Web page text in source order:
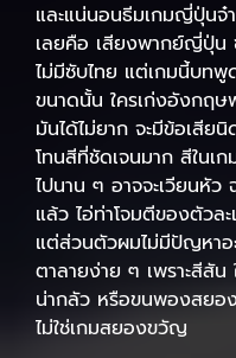
และแน่นอนธีมเกมญี่ปุ่นจ๋
เลยคือ เสียงพากย์ญี่ปุ่น
ไม่มีซับไทย แต่เกมนี้บทพูด
ขนาดนั้น ใครเก่งอังกฤษ
มันได้ไม่ยาก จะมีข้อเสีย
โทนสีที่ชัดเจนมาก สีในเ
ไปนาน ๆ อาจจะเวียนหั
แล้ว ไอ่ท่าโจมตีของตัวล
แต่ส่วนตัวผมไม่มีปัญหาอ
ตาลายง่าย ๆ เพราะสีสัน
น่ากลัว หรือขนพองสยอ
ไม่ใช่เกมสยองขวัญ